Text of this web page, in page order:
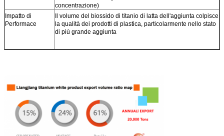
concentrazione)
Impatto di
Performace
Il volume del biossido di titanio di latta dell'aggiunta colpisce
la qualità dei prodotti di plastica, particolarmente nello stato
di più grande aggiunta